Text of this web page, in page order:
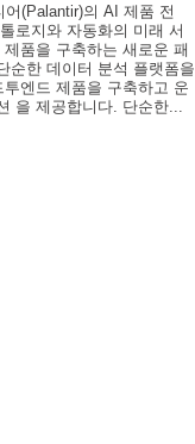
어(Palantir)의 AI 제품 전
로지와 자동화의 미래 서
제품을 구축하는 새로운 패
순한 데이터 분석 플랫폼을
엔드 제품을 구축하고 운
을 제공합니다. 단순한...